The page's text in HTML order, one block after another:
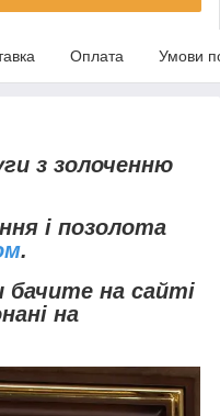
Оплата Умови
з золоченню
і позолота
.
бачите на сайті
на